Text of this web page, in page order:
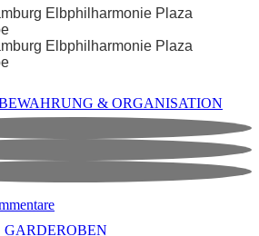
& ORGANISATION
GARDEROBEN